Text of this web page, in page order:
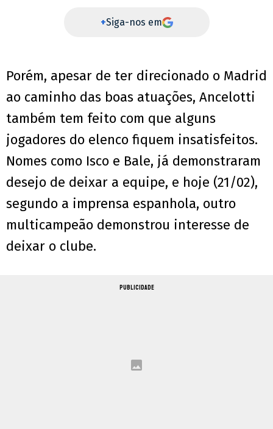
+Siga-nos em
Porém, apesar de ter direcionado o Madrid
ao caminho das boas atuações, Ancelotti
também tem feito com que alguns
jogadores do elenco fiquem insatisfeitos.
Nomes como Isco e Bale, já demonstraram
desejo de deixar a equipe, e hoje (21/02),
segundo a imprensa espanhola, outro
multicampeão demonstrou interesse de
deixar o clube.
PUBLICIDADE